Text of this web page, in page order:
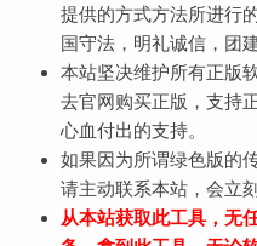
提供的方式方法所进行
国守法，明礼诚信，团
本站坚决维护所有正版
去官网购买正版，支持
心血付出的支持。
如果因为所谓绿色版的
请主动联系本站，会立刻
从本站获取此工具，无